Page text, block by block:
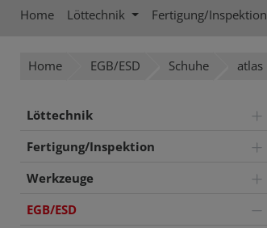
Home Löttechnik Fertigung/Inspektion
Home EGB/ESD Schuhe atlas
Löttechnik
Fertigung/Inspektion
Werkzeuge
EGB/ESD